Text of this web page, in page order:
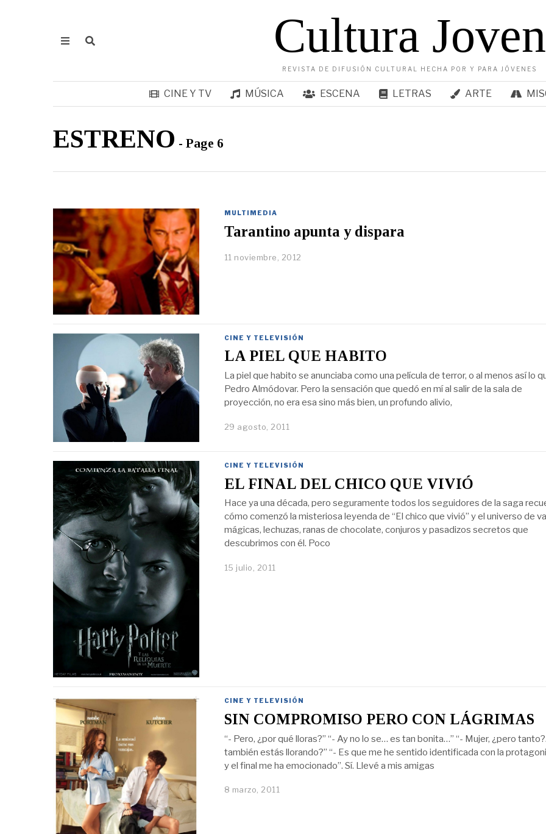
Cultura Joven
REVISTA DE DIFUSIÓN CULTURAL HECHA POR Y PARA JÓVENES
CINE Y TV MÚSICA ESCENA LETRAS ARTE
ESTRENO - Page 6
MULTIMEDIA
Tarantino apunta y dispara
11 noviembre, 2012
CINE Y TELEVISIÓN
LA PIEL QUE HABITO
La piel que habito se anunciaba como una película de terror, o al menos así lo
Pedro Almódovar. Pero la sensación que quedó en mí al salir de la sala de
proyección, no era esa sino más bien, un profundo alivio,
29 agosto, 2011
CINE Y TELEVISIÓN
EL FINAL DEL CHICO QUE VIVIÓ
Hace ya una década, pero seguramente todos los seguidores de la saga
cómo comenzó la misteriosa leyenda de “El chico que vivió” y el universo de
mágicas, lechuzas, ranas de chocolate, conjuros y pasadizos secretos que
descubrimos con él. Poco
15 julio, 2011
CINE Y TELEVISIÓN
SIN COMPROMISO PERO CON LÁGRIMAS
“- Pero, ¿por qué lloras?” “- Ay no lo se… es tan bonita…” “- Mujer, ¿pero
también estás llorando?” “- Es que me he sentido identificada con la
y el final me ha emocionado”. Sí. Llevé a mis amigas
8 marzo, 2011